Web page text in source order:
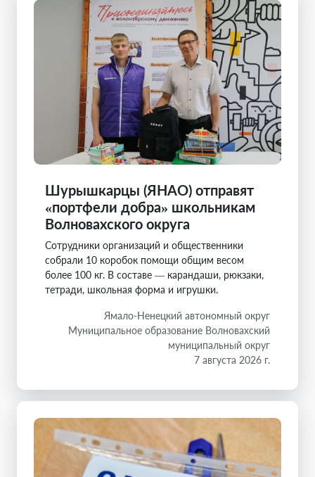
Шурышкарцы (ЯНАО) отправят
«портфели добра» школьникам
Волновахского округа
Сотрудники организаций и общественники
собрали 10 коробок помощи общим весом
более 100 кг. В составе — карандаши, рюкзаки,
тетради, школьная форма и игрушки.
Ямало-Ненецкий автономный округ
Муниципальное образование Волновахский
муниципальный округ
7 августа 2026 г.